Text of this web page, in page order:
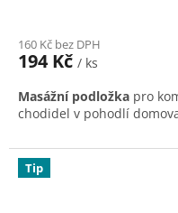
produktu
je
z
5
160 Kč bez DPH
194 Kč / ks
Masážní podložka pro
chodidel v pohodlí
Tip